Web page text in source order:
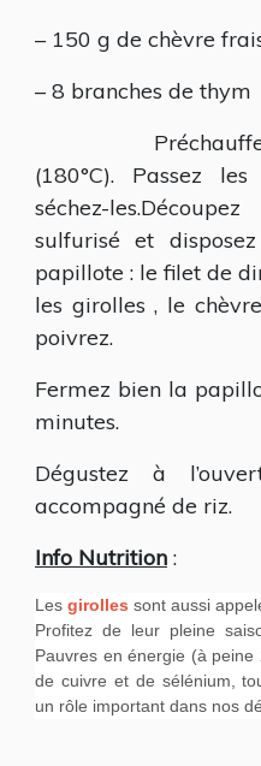
– 150 g de chèvre
– 8 branches de thym
Préchauffez
(180°C). Passez
séchez-
sulfurisé et
papillote : le filet de
les girolles , le
poivrez.
Fermez bien la
minutes.
Dégustez à
accompagné de riz.
Info Nutrition :
Les girolles sont aussi
Profitez de leur pleine
Pauvres en énergie (à
de cuivre et de sélénium,
un rôle important dans nos